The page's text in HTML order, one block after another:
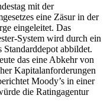
mit der
eine Zäsur in der
eingeleitet. Das
System wird durch ein
Standarddepot abbildet.
das eine Abkehr von
Kapitalanforderungen
Moody’s in einer
die Ratingagentur